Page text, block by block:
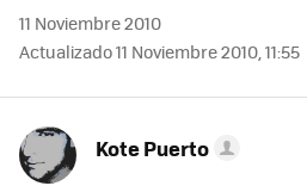
11 Noviembre 2010
Actualizado 11 Noviembre 2010, 11:55
Kote Puerto